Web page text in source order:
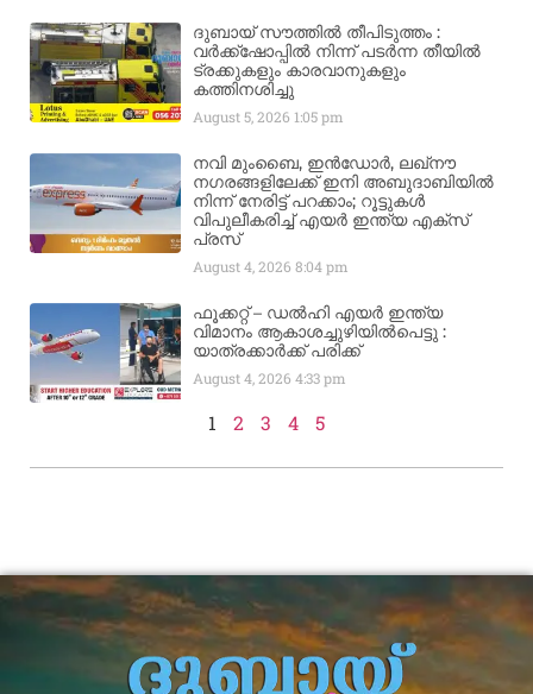
ദുബായ് സൗത്തിൽ തീപിടുത്തം :
വർക്ക്‌ഷോപ്പിൽ നിന്ന് പടർന്ന തീയിൽ
ട്രക്കുകളും കാരവാനുകളും
കത്തിനശിച്ചു
August 5, 2026 1:05 pm
നവി മുംബൈ, ഇൻഡോർ, ലഖ്നൗ
നഗരങ്ങളിലേക്ക് ഇനി അബുദാബിയിൽ
നിന്ന് നേരിട്ട് പറക്കാം; റൂട്ടുകൾ
വിപുലീകരിച്ച് എയർ ഇന്ത്യ എക്സ്
പ്രസ്
August 4, 20268:04 pm
ഫൂക്കറ്റ് – ഡൽഹി എയര്‍ ഇന്ത്യ
വിമാനം ആകാശച്ചുഴിയില്‍പെട്ടു :
യാത്രക്കാര്‍ക്ക് പരിക്ക്
August 4, 20264:33 pm
1 2 3 4 5